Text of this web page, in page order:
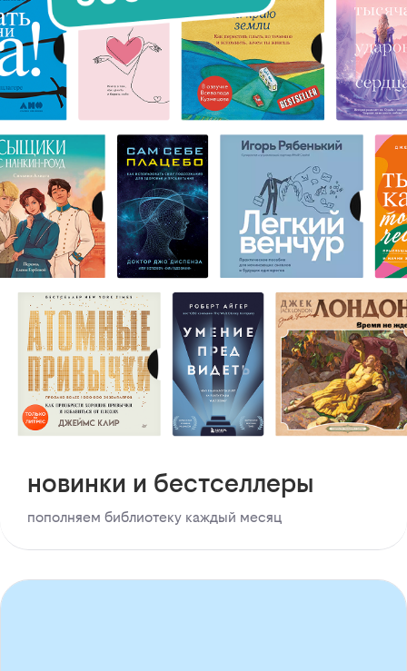
новинки и бестселлеры
пополняем библиотеку каждый месяц